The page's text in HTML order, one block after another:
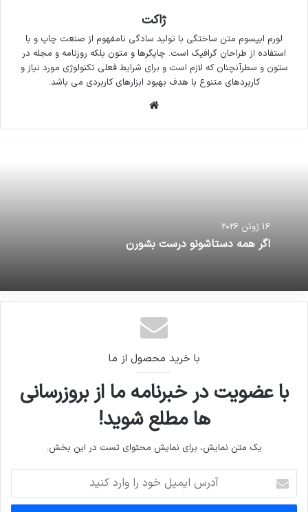
ژاکت
لورم ایپسوم متن ساختگی با تولید سادگی نامفهوم از صنعت چاپ و با
استفاده از طراحان گرافیک است. چاپگرها و متون بلکه روزنامه و مجله در
ستون و سطرآنچنان که لازم است و برای شرایط فعلی تکنولوژی مورد نیاز و
کاربردهای متنوع با هدف بهبود ابزارهای کاربردی می باشد.
16 ژوئن 2026
اگر همه دستاشونو درست بشورن
با خرید محصول از ما
با عضویت در خبرنامه ما از بروزرسانی
ها مطلع شوید!
یک متن نمایش، برای نمایش محتوای تست در این بخش.
ایمیل
خود